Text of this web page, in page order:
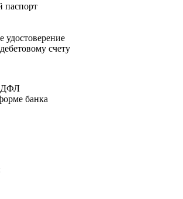
паспорт
удостоверение
счету
банка